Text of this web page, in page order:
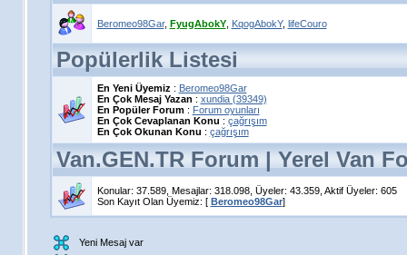
Beromeo98Gar, FyugAbokY, KqogAbokY, lifeCouro
Popülerlik Listesi
En Yeni Üyemiz : Beromeo98Gar
En Çok Mesaj Yazan : xundia (39349)
En Popüler Forum: Forum oyunları
En Çok Cevaplanan Konu : çağrışım
En Çok Okunan Konu : çağrışım
Van.GEN.TR Forum | Yerel Van
Konular: 37.589, Mesajlar: 318.098, Üyeler: 43.359, Aktif Üyeler: 605
Son Kayıt Olan Üyemiz: [ Beromeo98Gar]
Yeni Mesaj var